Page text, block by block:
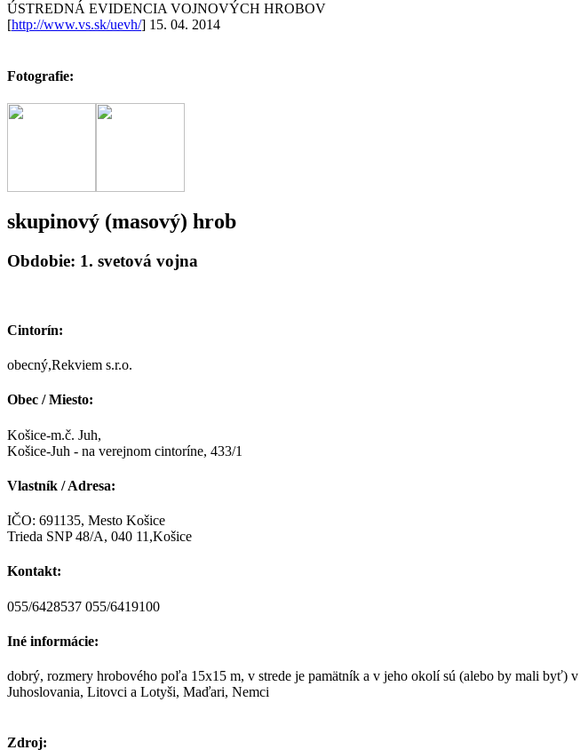
ÚSTREDNÁ EVIDENCIA VOJNOVÝCH HROBOV
[http://www.vs.sk/uevh/] 15. 04. 2014
Fotografie:
skupinový (masový) hrob
Obdobie: 1. svetová vojna
Cintorín:
obecný,Rekviem s.r.o.
Obec / Miesto:
Košice-m.č. Juh,
Košice-Juh - na verejnom cintoríne, 433/1
Vlastník / Adresa:
IČO: 691135, Mesto Košice
Trieda SNP 48/A, 040 11,Košice
Kontakt:
055/6428537 055/6419100
Iné informácie:
dobrý, rozmery hrobového poľa 15x15 m, v strede je pamätník a v jeho okolí sú (alebo by mali
Juhoslovania, Litovci a Lotyši, Maďari, Nemci
Zdroj: